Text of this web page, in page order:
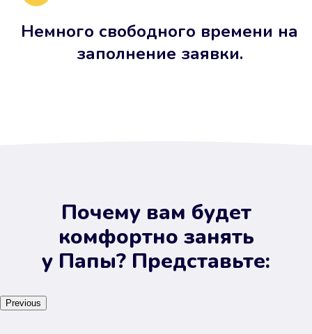
Немного свободного времени на
заполнение заявки.
Почему вам будет
комфортно занять
у Папы? Представьте:
Previous